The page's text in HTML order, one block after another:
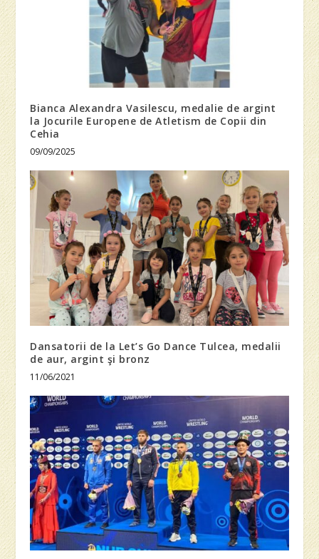
Bianca Alexandra Vasilescu, medalie de argint
la Jocurile Europene de Atletism de Copii din
Cehia
09/09/2025
Dansatorii de la Let’s Go Dance Tulcea, medalii
de aur, argint şi bronz
11/06/2021